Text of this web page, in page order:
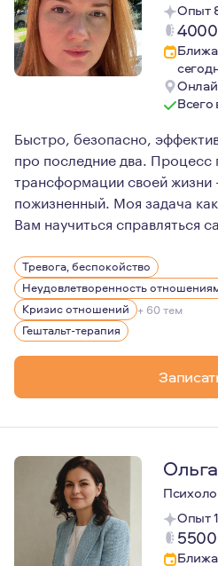
Опыт
Всего
Быстро, безопасно,
про последние два. Процесс
трансформации своей
пожизненный. Моя задача
Вам научиться справляться
Я сертифицированный
Гештальт для меня не
Как терапевт я очень
Я не тороплю к изменениям,
Приглашаю в долгосрочную
Тревога, беспокойство
Неудовлетворенность
Кризис отношений + 60 тем
Гештальт-терапия
Ольга
Опыт